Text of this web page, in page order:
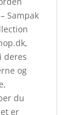
Sampak
deres
og
du
er